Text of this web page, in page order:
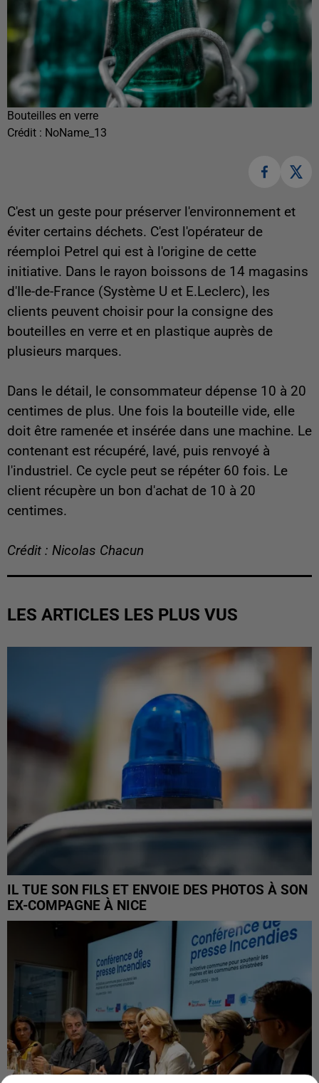
Bouteilles en verre
Crédit : NoName_13
C'est un geste pour préserver l'environnement et
éviter certains déchets. C'est l'opérateur de
réemploi Petrel qui est à l'origine de cette
initiative. Dans le rayon boissons de 14 magasins
d'Ile-de-France (Système U et E.Leclerc), les
clients peuvent choisir pour la consigne des
bouteilles en verre et en plastique auprès de
plusieurs marques.
Dans le détail, le consommateur dépense 10 à 20
centimes de plus. Une fois la bouteille vide, elle
doit être ramenée et insérée dans une machine. Le
contenant est récupéré, lavé, puis renvoyé à
l'industriel. Ce cycle peut se répéter 60 fois. Le
client récupère un bon d'achat de 10 à 20
centimes.
Crédit : Nicolas Chacun
LES ARTICLES LES PLUS VUS
IL TUE SON FILS ET ENVOIE DES PHOTOS À SON
EX-COMPAGNE À NICE